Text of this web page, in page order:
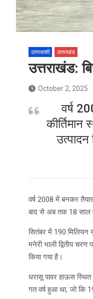
उत्तरकाशी उत्तराखंड
उत्तराखंड:
October 2, 2025
वर्ष
वर्ष 2008 में बनकर तैयार
बाद से अब तक 18 साल में
सितंबर में 190 मिलियन
मनेरी भाली द्वितीय
किया गया है।
धरासू पावर हाऊस
गत वर्ष हुआ था, जो कि